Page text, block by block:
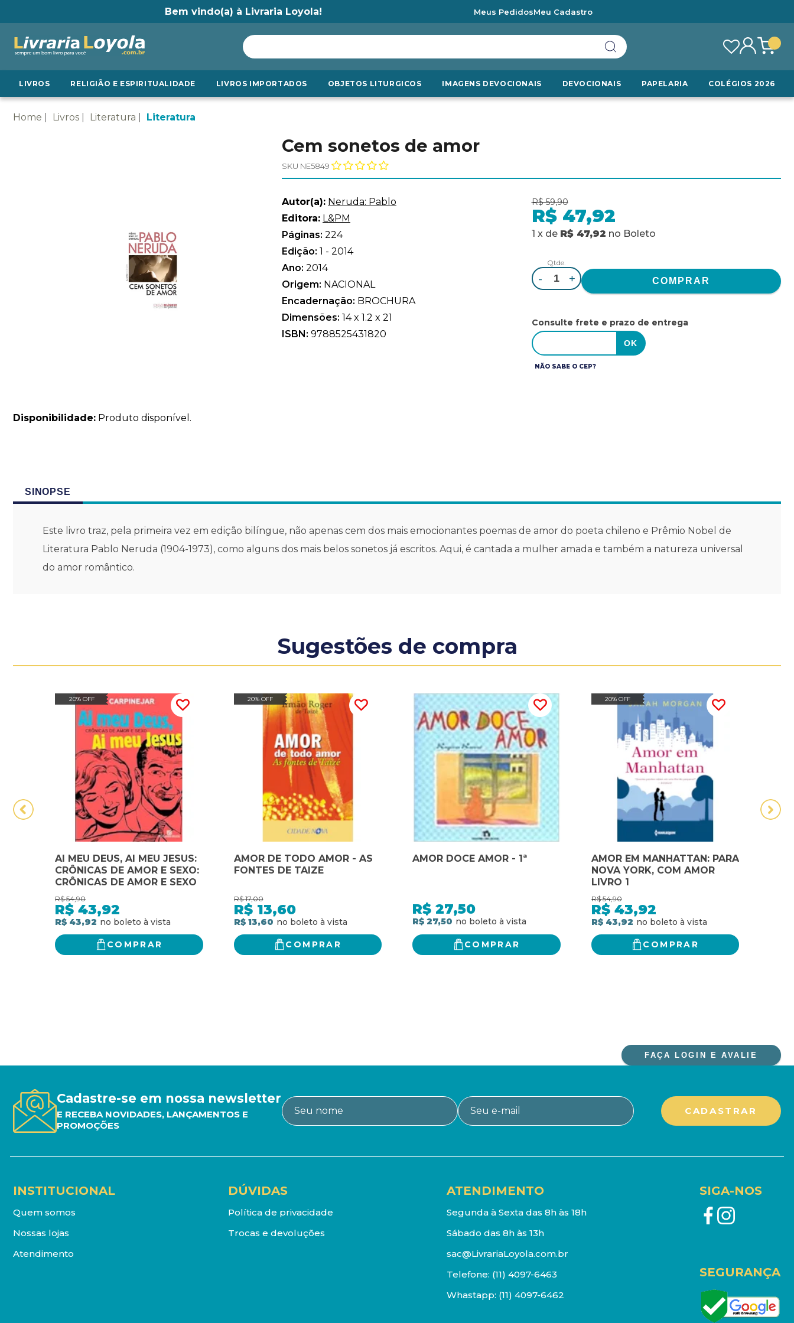
Bem vindo(a) à Livraria Loyola! Meus PedidosMeu Cadastro
LIVROS RELIGIÃO E ESPIRITUALIDADE LIVROS IMPORTADOS OBJETOS LITURGICOS IMAGENS DEVOCIONAIS DEVOCIONAIS PAPELARIA COLÉGIOS 2026
Home Livros Literatura Literatura
Disponibilidade: Produto disponível.
Cem sonetos de amor
SKU NE5849
Autor(a): Neruda: Pablo
Editora: L&PM
Páginas: 224
Edição: 1 - 2014
Ano: 2014
Origem: NACIONAL
Encadernação: BROCHURA
Dimensões: 14 x 1.2 x 21
ISBN: 9788525431820
R$ 59,90
R$ 47,92
1 x de R$ 47,92 no Boleto
Qtde.
- +
Consulte frete e prazo de entrega
NÃO SABE O CEP?
SINOPSE
Este livro traz, pela primeira vez em edição bilíngue, não apenas cem dos mais emocionantes poemas de amor do poeta chileno e Prêmio Nobel de
Literatura Pablo Neruda (1904-1973), como alguns dos mais belos sonetos já escritos. Aqui, é cantada a mulher amada e também a natureza universal
do amor romântico.
Sugestões de compra
20% OFF
AI MEU DEUS, AI MEU JESUS:
CRÔNICAS DE AMOR E SEXO:
CRÔNICAS DE AMOR E SEXO
R$ 54,90
R$ 43,92
R$ 43,92
COMPRAR
20% OFF
AMOR DE TODO AMOR - AS
FONTES DE TAIZE
R$ 17,00
R$ 13,60
R$ 13,60
COMPRAR
AMOR DOCE AMOR - 1ª
R$ 27,50
R$ 27,50
COMPRAR
20% OFF
AMOR EM MANHATTAN: PARA
NOVA YORK, COM AMOR
LIVRO 1
R$ 54,90
R$ 43,92
R$ 43,92
COMPRAR
FAÇA LOGIN E AVALIE
Cadastre-se em nossa newsletter
E RECEBA NOVIDADES, LANÇAMENTOS E
PROMOÇÕES
INSTITUCIONAL
Quem somos
Nossas lojas
Atendimento
DÚVIDAS
Política de privacidade
Trocas e devoluções
ATENDIMENTO
Segunda à Sexta das 8h às 18h
Sábado das 8h às 13h
sac@LivrariaLoyola.com.br
Telefone: (11) 4097-6463
Whastapp: (11) 4097-6462
SIGA-NOS
SEGURANÇA